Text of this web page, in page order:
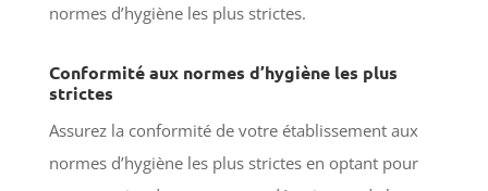
normes d’hygiène les plus strictes.
Conformité aux normes d’hygiène les plus
strictes
Assurez la conformité de votre établissement aux
normes d’hygiène les plus strictes en optant pour